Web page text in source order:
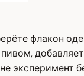
флакон
эксперимент